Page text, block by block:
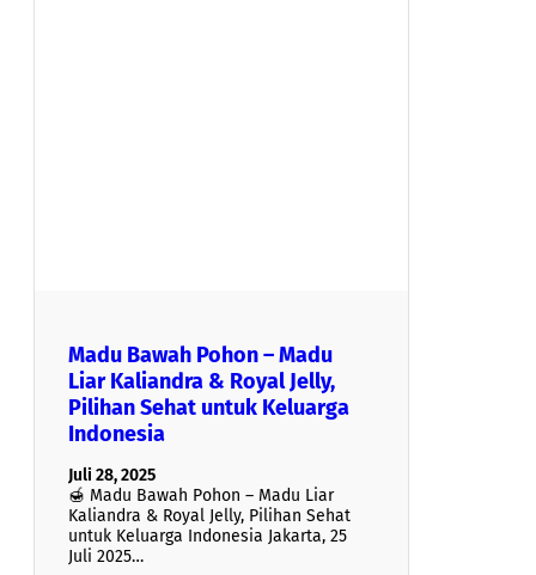
Madu Bawah Pohon – Madu
Liar Kaliandra & Royal Jelly,
Pilihan Sehat untuk Keluarga
Indonesia
Juli 28, 2025
🍯 Madu Bawah Pohon – Madu Liar
Kaliandra & Royal Jelly, Pilihan Sehat
untuk Keluarga Indonesia Jakarta, 25
Juli 2025…